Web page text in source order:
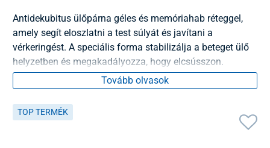
Antidekubitus ülőpárna géles és memóriahab réteggel,
amely segít eloszlatni a test súlyát és javítani a
vérkeringést. A speciális forma stabilizálja a beteget ülő
helyzetben és megakadályozza, hogy elcsússzon.
Tovább olvasok
TOP TERMÉK